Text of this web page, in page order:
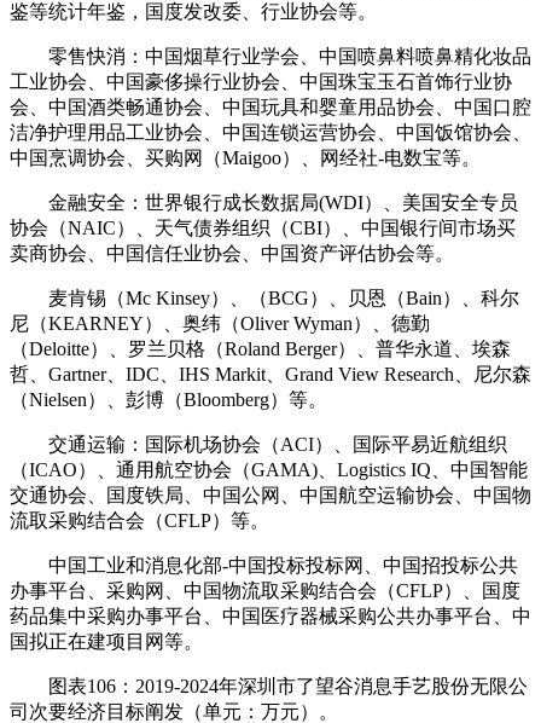
鉴等统计年鉴，国度发改委、行业协会等。
零售快消：中国烟草行业学会、中国喷鼻料喷鼻精化妆品
工业协会、中国豪侈操行业协会、中国珠宝玉石首饰行业协
会、中国酒类畅通协会、中国玩具和婴童用品协会、中国口腔
洁净护理用品工业协会、中国连锁运营协会、中国饭馆协会、
中国烹调协会、买购网（Maigoo）、网经社-电数宝等。
金融安全：世界银行成长数据局(WDI）、美国安全专员
协会（NAIC）、天气债券组织（CBI）、中国银行间市场买
卖商协会、中国信任业协会、中国资产评估协会等。
麦肯锡（Mc Kinsey）、（BCG）、贝恩（Bain）、科尔
尼（KEARNEY）、奥纬（Oliver Wyman）、德勤
（Deloitte）、罗兰贝格（Roland Berger）、普华永道、埃森
哲、Gartner、IDC、IHS Markit、Grand View Research、尼尔森
（Nielsen）、彭博（Bloomberg）等。
交通运输：国际机场协会（ACI）、国际平易近航组织
（ICAO）、通用航空协会（GAMA)、Logistics IQ、中国智能
交通协会、国度铁局、中国公网、中国航空运输协会、中国物
流取采购结合会（CFLP）等。
中国工业和消息化部-中国投标投标网、中国招投标公共
办事平台、采购网、中国物流取采购结合会（CFLP）、国度
药品集中采购办事平台、中国医疗器械采购公共办事平台、中
国拟正在建项目网等。
图表106：2019-2024年深圳市了望谷消息手艺股份无限公
司次要经济目标阐发（单元：万元）。